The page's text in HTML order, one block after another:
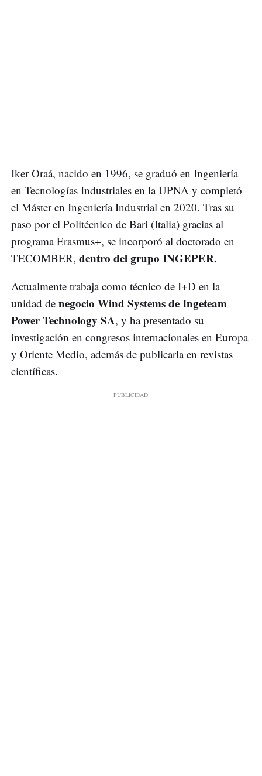
Iker Oraá, nacido en 1996, se graduó en Ingeniería
en Tecnologías Industriales en la UPNA y completó
el Máster en Ingeniería Industrial en 2020. Tras su
paso por el Politécnico de Bari (Italia) gracias al
programa Erasmus+, se incorporó al doctorado en
TECOMBER, dentro del grupo INGEPER.
Actualmente trabaja como técnico de I+D en la
unidad de negocio Wind Systems de Ingeteam
Power Technology SA, y ha presentado su
investigación en congresos internacionales en Europa
y Oriente Medio, además de publicarla en revistas
científicas.